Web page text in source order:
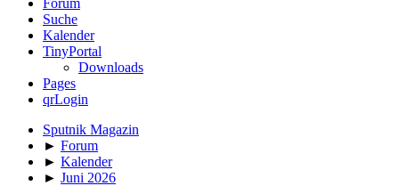
Suche
Kalender
TinyPortal
Downloads
Pages
qrLogin
Sputnik Magazin
► Forum
► Kalender
► Juni 2026